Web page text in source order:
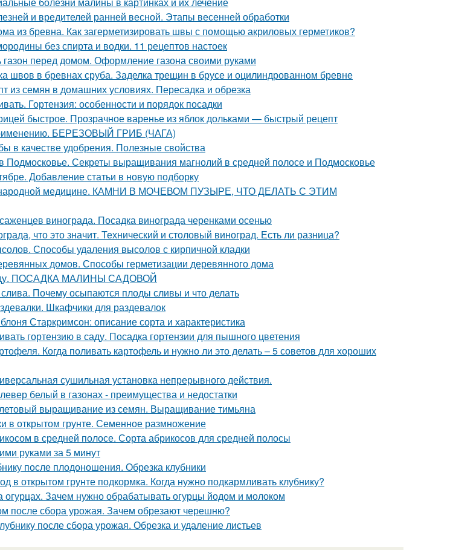
и вредителей ранней весной. Этапы весенней обработки
из бревна. Как загерметизировать швы с помощью акриловых герметиков?
без спирта и водки. 11 рецептов настоек
газон перед домом. Оформление газона своими руками
швов в бревнах сруба. Заделка трещин в брусе и оцилиндрованном бревне
из семян в домашних условиях. Пересадка и обрезка
Гортензия: особенности и порядок посадки
быстрое. Прозрачное варенье из яблок дольками — быстрый рецепт
БЕРЕЗОВЫЙ ГРИБ (ЧАГА)
в качестве удобрения. Полезные свойства
Подмосковье. Секреты выращивания магнолий в средней полосе и Подмосковье
Добавление статьи в новую подборку
народной медицине. КАМНИ В МОЧЕВОМ ПУЗЫРЕ, ЧТО ДЕЛАТЬ С ЭТИМ
винограда. Посадка винограда черенками осенью
что это значит. Технический и столовый виноград. Есть ли разница?
Способы удаления высолов с кирпичной кладки
домов. Способы герметизации деревянного дома
ПОСАДКА МАЛИНЫ САДОВОЙ
Почему осыпаются плоды сливы и что делать
Шкафчики для раздевалок
Старкримсон: описание сорта и характеристика
гортензию в саду. Посадка гортензии для пышного цветения
Когда поливать картофель и нужно ли это делать – 5 советов для хороших
сушильная установка непрерывного действия.
белый в газонах - преимущества и недостатки
выращивание из семян. Выращивание тимьяна
в открытом грунте. Семенное размножение
в средней полосе. Сорта абрикосов для средней полосы
руками за 5 минут
после плодоношения. Обрезка клубники
в открытом грунте подкормка. Когда нужно подкармливать клубнику?
огурцах. Зачем нужно обрабатывать огурцы йодом и молоком
после сбора урожая. Зачем обрезают черешню?
после сбора урожая. Обрезка и удаление листьев